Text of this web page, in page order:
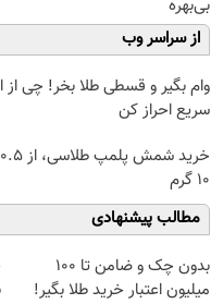
بی‌بهره
از سراسر وب
وام بگیر و قسطی طلا بخر! چی از
سریع احراز کن
۱۰ گرم
مطالب پیشنهادی
بدون چک و ضامن تا 100
میلیون اعتبار خرید طلا بگیر!